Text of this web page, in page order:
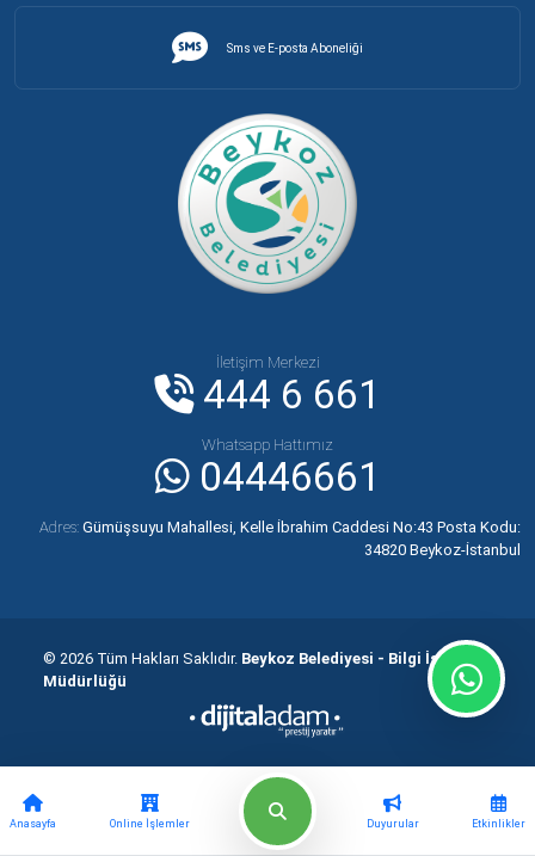
Anasayfa Online İşlemler Duyurular Etkinlikler
Sms ve E-posta Aboneliği
İletişim Merkezi
444 6 661
Whatsapp Hattımız
04446661
Adres: Gümüşsuyu Mahallesi, Kelle İbrahim Caddesi No:43 Posta Kodu:
34820 Beykoz-İstanbul
© 2026 Tüm Hakları Saklıdır. Beykoz Belediyesi - Bilgi İşlem
Müdürlüğü